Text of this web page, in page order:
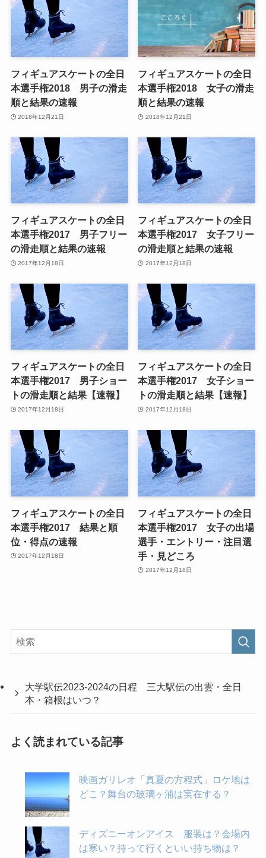
フィギュアスケートの全日
本選手権2018 男子の滑走
順と結果の速報
2018年12月21日
フィギュアスケートの全日
本選手権2018 女子の滑走
順と結果の速報
2018年12月21日
フィギュアスケートの全日
本選手権2017 男子フリー
の滑走順と結果の速報
2017年12月18日
フィギュアスケートの全日
本選手権2017 女子フリー
の滑走順と結果の速報
2017年12月18日
フィギュアスケートの全日
本選手権2017 男子ショー
トの滑走順と結果【速報】
2017年12月18日
フィギュアスケートの全日
本選手権2017 女子ショー
トの滑走順と結果【速報】
2017年12月18日
フィギュアスケートの全日
本選手権2017 結果と順
位・得点の速報
2017年12月18日
フィギュアスケートの全日
本選手権2017 女子の出場
選手・エントリー・注目選
手・見どころ
2017年12月18日
大学駅伝2023-2024の日程 三大駅伝の出雲・全日
本・箱根はいつ？
よく読まれている記事
映画ガリレオ「真夏の方程式」ロケ地は
どこ？舞台の玻璃ヶ浦は実在する？
ディズニーオンアイス 服装は？会場内
は寒い？持って行くといい持ち物は？